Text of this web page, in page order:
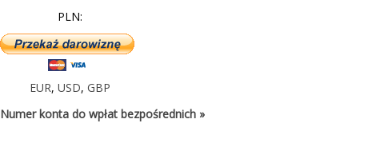
PLN:
EUR,USD,GBP
Numer konta do wpłat bezpośrednich »